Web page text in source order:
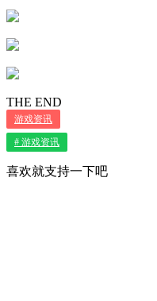
THE END
游戏资讯
# 游戏资讯
喜欢就支持一下吧